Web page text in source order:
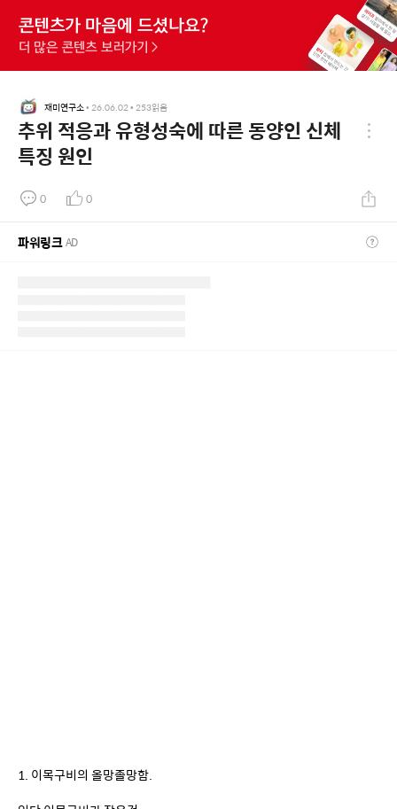
재미연구소 • 26.06.02 • 253읽음
추위 적응과 유형성숙에 따른 동양인 신체
특징 원인
0 0
파워링크AD